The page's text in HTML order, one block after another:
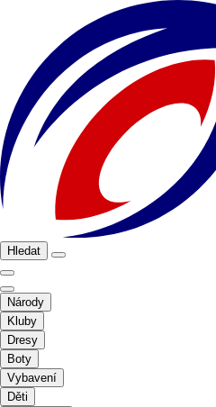
Hledat
Národy
Kluby
Dresy
Boty
Vybavení
Děti